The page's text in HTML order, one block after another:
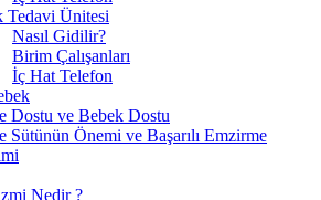
Tedavi Ünitesi
Nasıl Gidilir?
Birim Çalışanları
İç Hat Telefon
Dostu ve Bebek Dostu
Sütünün Önemi ve Başarılı Emzirme
Nedir ?